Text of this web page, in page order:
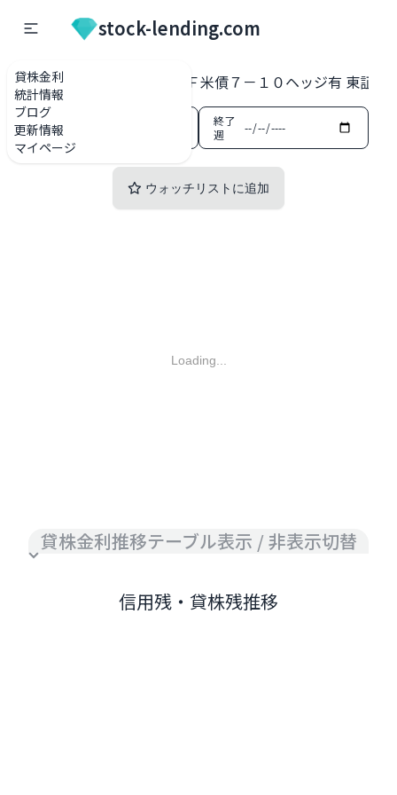
貸株金利
統計情報
ブログ
更新情報
マイページ
stock-lending.com
貸株金利一覧 2648 ＮＦ米債７－１０ヘッジ有 東証
開始
週
終了
週
ウォッチリストに追加
Loading...
貸株金利推移テーブル表示 / 非表示切替
信用残・貸株残推移